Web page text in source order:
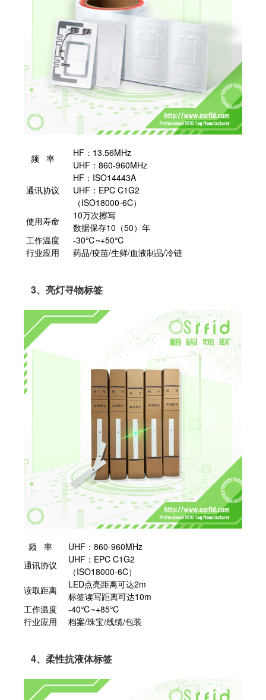
频 率
HF：13.56MHz
UHF：860-960MHz
通讯协议
HF：ISO14443A
UHF：EPC C1G2
（ISO18000-6C）
使用寿命
10万次擦写
数据保存10（50）年
工作温度
-30℃~+50℃
行业应用
药品/疫苗/生鲜/血液制品/冷链
3、亮灯寻物标签
频 率
UHF：860-960MHz
通讯协议
UHF：EPC C1G2
（ISO18000-6C）
读取距离
LED点亮距离可达2m
标签读写距离可达10m
工作温度
-40℃~+85℃
行业应用
档案/珠宝/线缆/包装
4、柔性抗液体标签